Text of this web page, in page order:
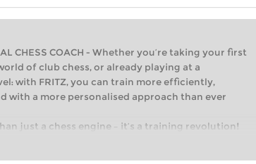
CHESS COACH - Whether you’re taking your first
of club chess, or already playing at a
with FRITZ, you can train more efficiently,
with a more personalised approach than ever
just a chess engine – it’s a training revolution!
taking your first steps into the world of club chess,